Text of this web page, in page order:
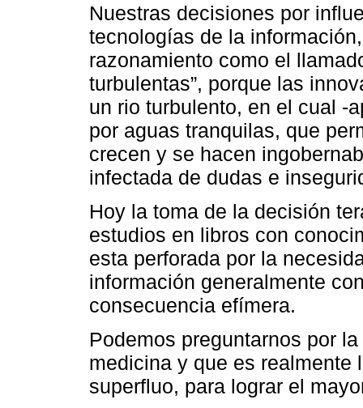
Nuestras decisiones por
tecnologías de la
razonamiento como el
turbulentas”, porque las
un rio turbulento, en el cual -
por aguas tranquilas, que
crecen y se hacen
infectada de dudas e
Hoy la toma de la decisión
estudios en libros con
esta perforada por la
información generalmente
consecuencia efímera.
Podemos preguntarnos por
medicina y que es
superfluo, para lograr el